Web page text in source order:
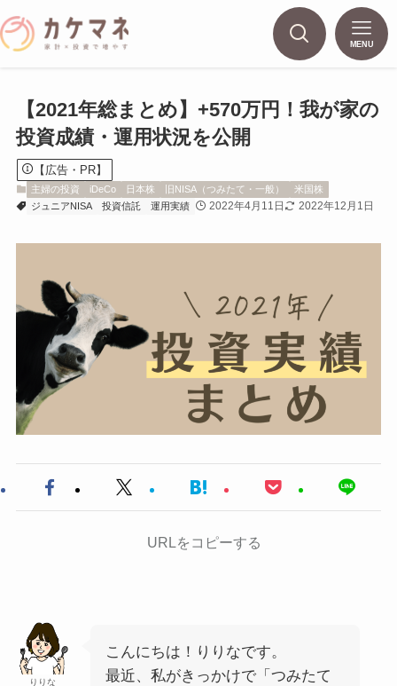
MENU
【2021年総まとめ】+570万円！我が家の
投資成績・運用状況を公開
【広告・PR】
主婦の投資 iDeCo 日本株 旧NISA（つみたて・一般）
米国株
ジュニアNISA
投資信託 運用実績 2022年4月11日 2022年12月1日
URLをコピーする
りりな
こんにちは！りりなです。
最近、私がきっかけで「つみたて